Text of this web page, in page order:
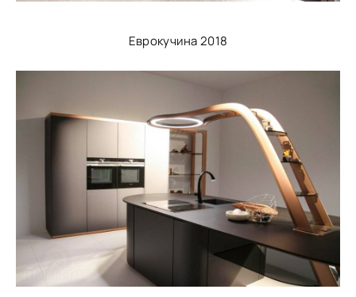
Еврокучина 2018